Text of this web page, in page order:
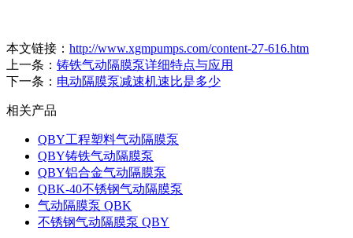
本文链接： http://www.xgmpumps.com/content-27-616.htm
上一条： 铸铁气动隔膜泵详细特点与应用
下一条： 电动隔膜泵减速机速比是多少
相关产品
QBY工程塑料气动隔膜泵
QBY铸铁气动隔膜泵
QBY铝合金气动隔膜泵
QBK-40不锈钢气动隔膜泵
气动隔膜泵 QBK
不锈钢气动隔膜泵 QBY